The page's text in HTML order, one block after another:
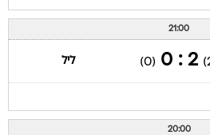
21:00
2 : 0
(0) ליל
20:00